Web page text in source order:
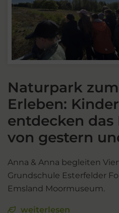
Naturpark zum
Erleben: Kinder
entdecken das
von gestern
Anna & Anna begleiten
Grundschule Esterfelder
Emsland Moormuseum.
weiterlesen